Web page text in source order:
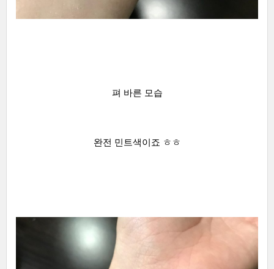
펴 바른 모습
완전 민트색이죠 ㅎㅎ